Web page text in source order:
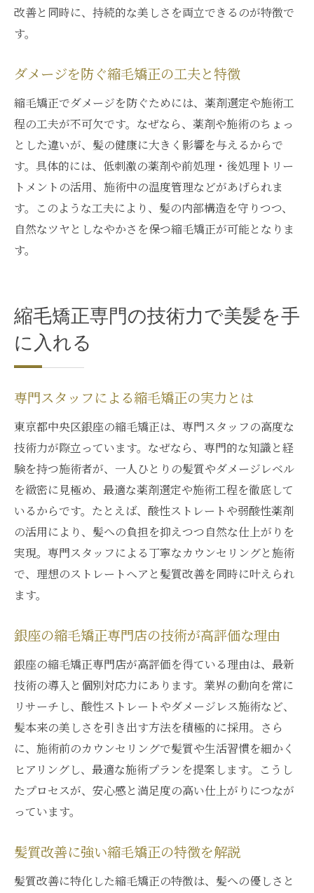
改善と同時に、持続的な美しさを両立できるのが特徴で
す。
ダメージを防ぐ縮毛矯正の工夫と特徴
縮毛矯正でダメージを防ぐためには、薬剤選定や施術工
程の工夫が不可欠です。なぜなら、薬剤や施術のちょっ
とした違いが、髪の健康に大きく影響を与えるからで
す。具体的には、低刺激の薬剤や前処理・後処理トリー
トメントの活用、施術中の温度管理などがあげられま
す。このような工夫により、髪の内部構造を守りつつ、
自然なツヤとしなやかさを保つ縮毛矯正が可能となりま
す。
縮毛矯正専門の技術力で美髪を手
に入れる
専門スタッフによる縮毛矯正の実力とは
東京都中央区銀座の縮毛矯正は、専門スタッフの高度な
技術力が際立っています。なぜなら、専門的な知識と経
験を持つ施術者が、一人ひとりの髪質やダメージレベル
を緻密に見極め、最適な薬剤選定や施術工程を徹底して
いるからです。たとえば、酸性ストレートや弱酸性薬剤
の活用により、髪への負担を抑えつつ自然な仕上がりを
実現。専門スタッフによる丁寧なカウンセリングと施術
で、理想のストレートヘアと髪質改善を同時に叶えられ
ます。
銀座の縮毛矯正専門店の技術が高評価な理由
銀座の縮毛矯正専門店が高評価を得ている理由は、最新
技術の導入と個別対応力にあります。業界の動向を常に
リサーチし、酸性ストレートやダメージレス施術など、
髪本来の美しさを引き出す方法を積極的に採用。さら
に、施術前のカウンセリングで髪質や生活習慣を細かく
ヒアリングし、最適な施術プランを提案します。こうし
たプロセスが、安心感と満足度の高い仕上がりにつなが
っています。
髪質改善に強い縮毛矯正の特徴を解説
髪質改善に特化した縮毛矯正の特徴は、髪への優しさと